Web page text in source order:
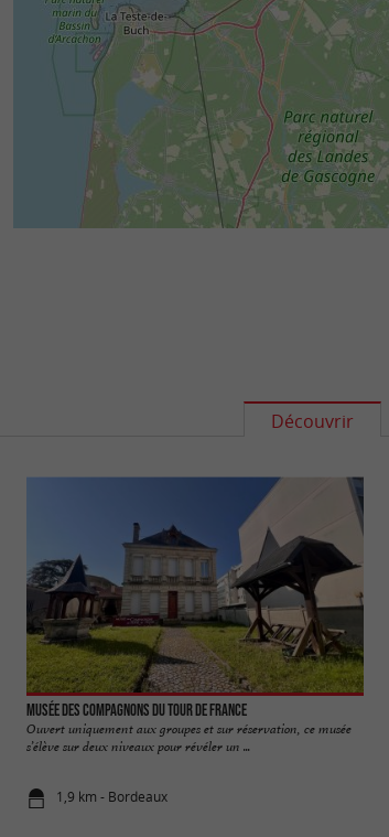
Découvrir
Musée des Compagnons du Tour de France
Ouvert uniquement aux groupes et sur réservation, ce musée
s’élève sur deux niveaux pour révéler un ...
1,9 km - Bordeaux